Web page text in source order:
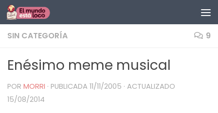
Saltar al contenido
SIN CATEGORÍA 9
Enésimo meme musical
POR MORRI · PUBLICADA 11/11/2005 · ACTUALIZADO
15/08/2014